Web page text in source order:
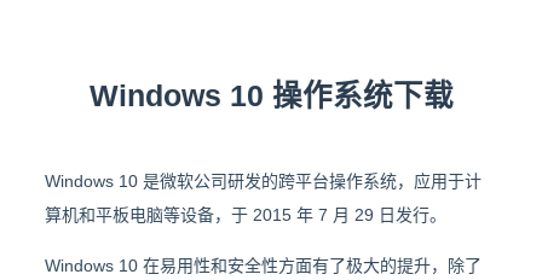
Windows 10 操作系统下载
Windows 10 是微软公司研发的跨平台操作系统，应用于计
算机和平板电脑等设备，于 2015 年 7 月 29 日发行。
Windows 10 在易用性和安全性方面有了极大的提升，除了